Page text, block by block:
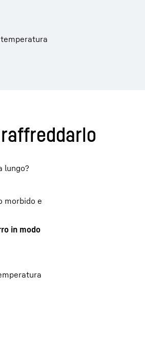
lungo?
morbido e
in modo